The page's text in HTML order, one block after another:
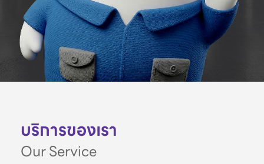
บริการของเรา
Our Service